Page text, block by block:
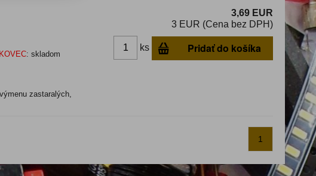
: skladom
zastaralých,
3,69 EUR
3 EUR (Cena bez DPH)
ks Pridať do košíka
1